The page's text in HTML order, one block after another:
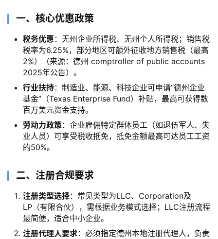
一、核心优惠政策
税务优惠 ：无州企业所得税、无州个人所得税；销售税
税率为6.25%，部分地区可额外征收地方销售税（最高
2%）（来源：德州 comptroller of public accounts
2025年公告）。
行业扶持：制造业、能源、科技企业可申请“德州企业
基金”（Texas Enterprise Fund）补贴，最高可获得数
百万美元资金支持。
劳动力政策：企业雇佣特定群体员工（如退伍军人、失
业人员）可享受税收抵免，抵免金额最高可达员工工资
的50%。
二、注册合规要求
注册类型选择：常见类型为LLC、Corporation及
LP（有限合伙），需根据业务模式选择；LLC注册流程
最简便，适合中小企业。
注册代理人要求：必须指定德州本地注册代理人，负责